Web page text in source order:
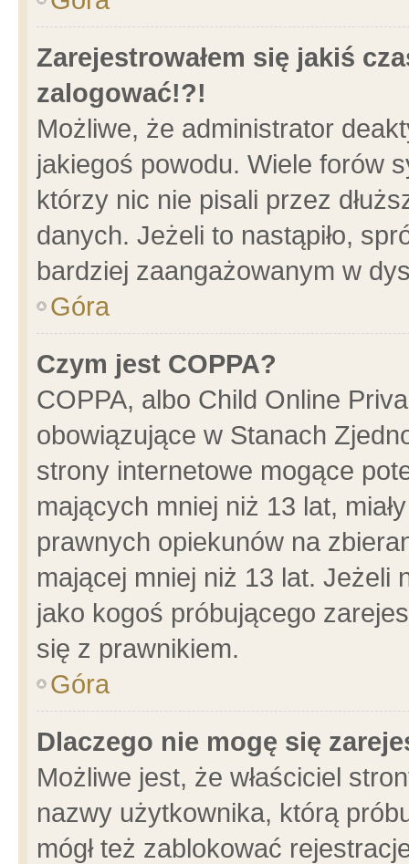
Zarejestrowałem się jakiś
zalogować!?!
Możliwe, że administrator
jakiegoś powodu. Wiele forów
którzy nic nie pisali przez
danych. Jeżeli to nastąpiło,
bardziej zaangażowanym w
Góra
Czym jest COPPA?
COPPA, albo Child Online
obowiązujące w Stanach
strony internetowe mogące
mających mniej niż 13 lat,
prawnych opiekunów na
mającej mniej niż 13 lat. Jeżeli
jako kogoś próbującego
się z prawnikiem.
Góra
Dlaczego nie mogę się
Możliwe jest, że właściciel
nazwy użytkownika, którą
mógł też zablokować